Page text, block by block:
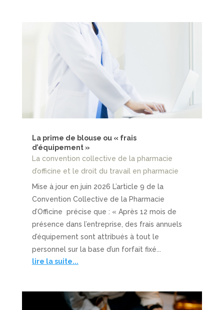
La prime de blouse ou « frais
d’équipement »
La convention collective de la pharmacie
d’officine et le droit du travail en pharmacie
Mise à jour en juin 2026 L’article 9 de la
Convention Collective de la Pharmacie
d’Officine précise que : « Après 12 mois de
présence dans l’entreprise, des frais annuels
d’équipement sont attribués à tout le
personnel sur la base d’un forfait fixé...
lire la suite...